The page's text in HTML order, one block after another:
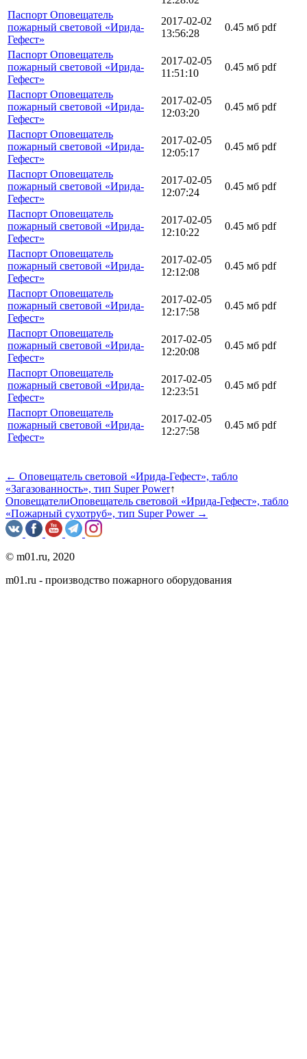
Паспорт Оповещатель
пожарный световой «Ирида-
Гефест»
2017-02-02
13:56:28
0.45 мб pdf
Паспорт Оповещатель
пожарный световой «Ирида-
Гефест»
2017-02-05
11:51:10
0.45 мб pdf
Паспорт Оповещатель
пожарный световой «Ирида-
Гефест»
2017-02-05
12:03:20
0.45 мб pdf
Паспорт Оповещатель
пожарный световой «Ирида-
Гефест»
2017-02-05
12:05:17
0.45 мб pdf
Паспорт Оповещатель
пожарный световой «Ирида-
Гефест»
2017-02-05
12:07:24
0.45 мб pdf
Паспорт Оповещатель
пожарный световой «Ирида-
Гефест»
2017-02-05
12:10:22
0.45 мб pdf
Паспорт Оповещатель
пожарный световой «Ирида-
Гефест»
2017-02-05
12:12:08
0.45 мб pdf
Паспорт Оповещатель
пожарный световой «Ирида-
Гефест»
2017-02-05
12:17:58
0.45 мб pdf
Паспорт Оповещатель
пожарный световой «Ирида-
Гефест»
2017-02-05
12:20:08
0.45 мб pdf
Паспорт Оповещатель
пожарный световой «Ирида-
Гефест»
2017-02-05
12:23:51
0.45 мб pdf
Паспорт Оповещатель
пожарный световой «Ирида-
Гефест»
2017-02-05
12:27:58
0.45 мб pdf
← Оповещатель световой «Ирида-Гефест», табло
«Загазованность», тип Super Power↑
ОповещателиОповещатель световой «Ирида-Гефест», табло
«Пожарный сухотруб», тип Super Power →
© m01.ru, 2020
m01.ru - производство пожарного оборудования